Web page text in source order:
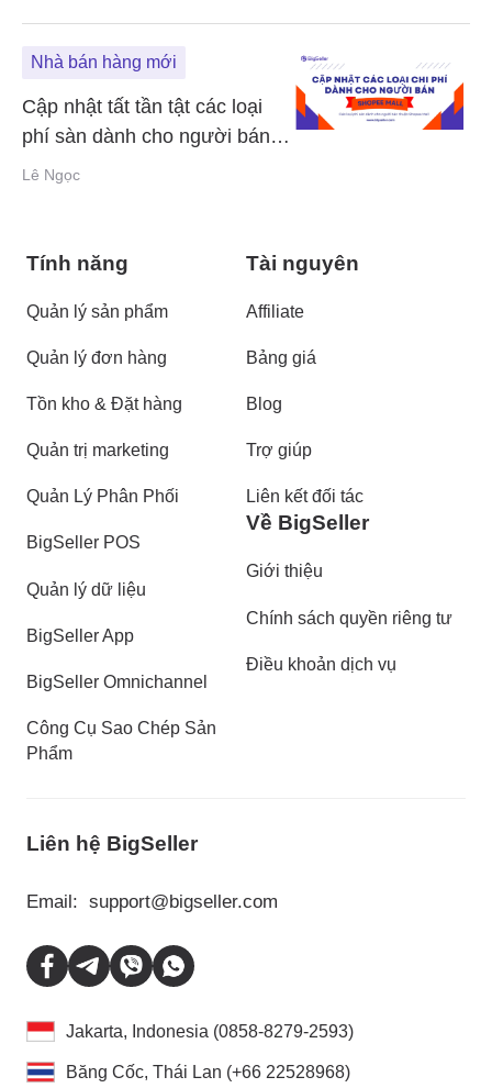
Nhà bán hàng mới
Cập nhật tất tần tật các loại
phí sàn dành cho người bán
thuộc Shopee Mall
Lê Ngọc
Tính năng
Quản lý sản phẩm
Quản lý đơn hàng
Tồn kho & Đặt hàng
Quản trị marketing
Quản Lý Phân Phối
BigSeller POS
Quản lý dữ liệu
BigSeller App
BigSeller Omnichannel
Công Cụ Sao Chép Sản
Phẩm
Tài nguyên
Affiliate
Bảng giá
Blog
Trợ giúp
Liên kết đối tác
Về BigSeller
Giới thiệu
Chính sách quyền riêng tư
Điều khoản dịch vụ
Liên hệ BigSeller
Email: support@bigseller.com
Jakarta, Indonesia (0858-8279-2593)
Băng Cốc, Thái Lan (+66 22528968)